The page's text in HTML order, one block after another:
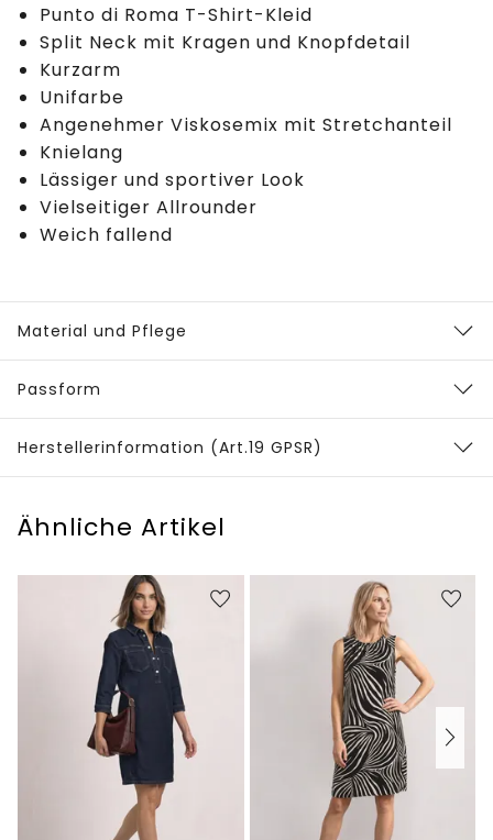
Punto di Roma T-Shirt-Kleid
Split Neck mit Kragen und Knopfdetail
Kurzarm
Unifarbe
Angenehmer Viskosemix mit Stretchanteil
Knielang
Lässiger und sportiver Look
Vielseitiger Allrounder
Weich fallend
Material und Pflege
Passform
Herstellerinformation (Art.19 GPSR)
Ähnliche Artikel